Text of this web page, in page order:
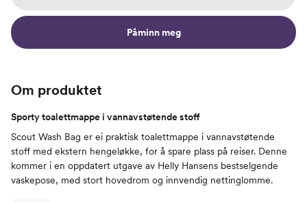
Påminn meg
Om produktet
Sporty toalettmappe i vannavstøtende stoff
Scout Wash Bag er ei praktisk toalettmappe i vannavstøtende
stoff med ekstern hengeløkke, for å spare plass på reiser. Denne
kommer i en oppdatert utgave av Helly Hansens bestselgende
vaskepose, med stort hovedrom og innvendig nettinglomme.